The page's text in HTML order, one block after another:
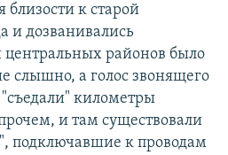
близости к старой
и дозванивались
районов было
слышно, а голос звонящего
километры
и там существовали
подключавшие к проводам